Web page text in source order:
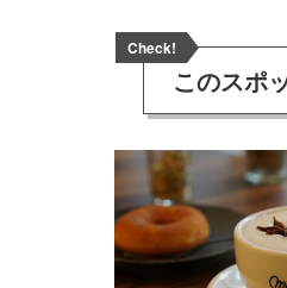
Check!
このスポ